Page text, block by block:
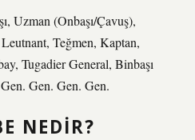
Uzman (Onbaşı/Çavuş),
Teğmen, Kaptan,
Tugadier General, Binbaşı
Gen. Gen. Gen.
NEDIR?